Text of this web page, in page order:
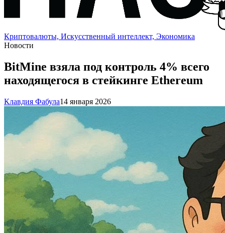
Криптовалюты, Искусственный интеллект, Экономика
Новости
BitMine взяла под контроль 4% всего
находящегося в стейкинге Ethereum
Клавдия Фабула14 января 2026